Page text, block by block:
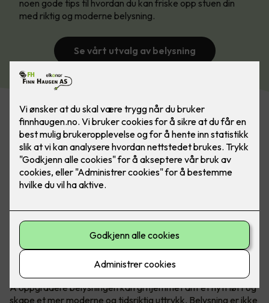
noen gode tips til hvordan du kan friske opp stuen din
med riktig og moderne belysning.
Se vårt utvalg av belysning
Belysning gjør mye for et rom, det skaper soner og
atmosfære. Med belysning er det kun fantasien som
stopper deg. Bilde: SG
Å oppgradere belysningen kan gi hjemmet ditt et nytt løft og
skape et mer moderne og tidsriktig uttrykk. Belysning er ikke